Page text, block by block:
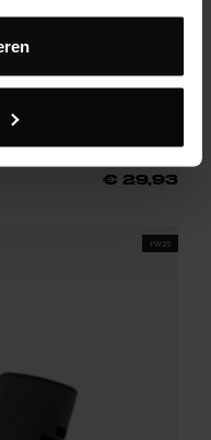
Uni
mit Woll-Anteil
€ 29,93
FW25